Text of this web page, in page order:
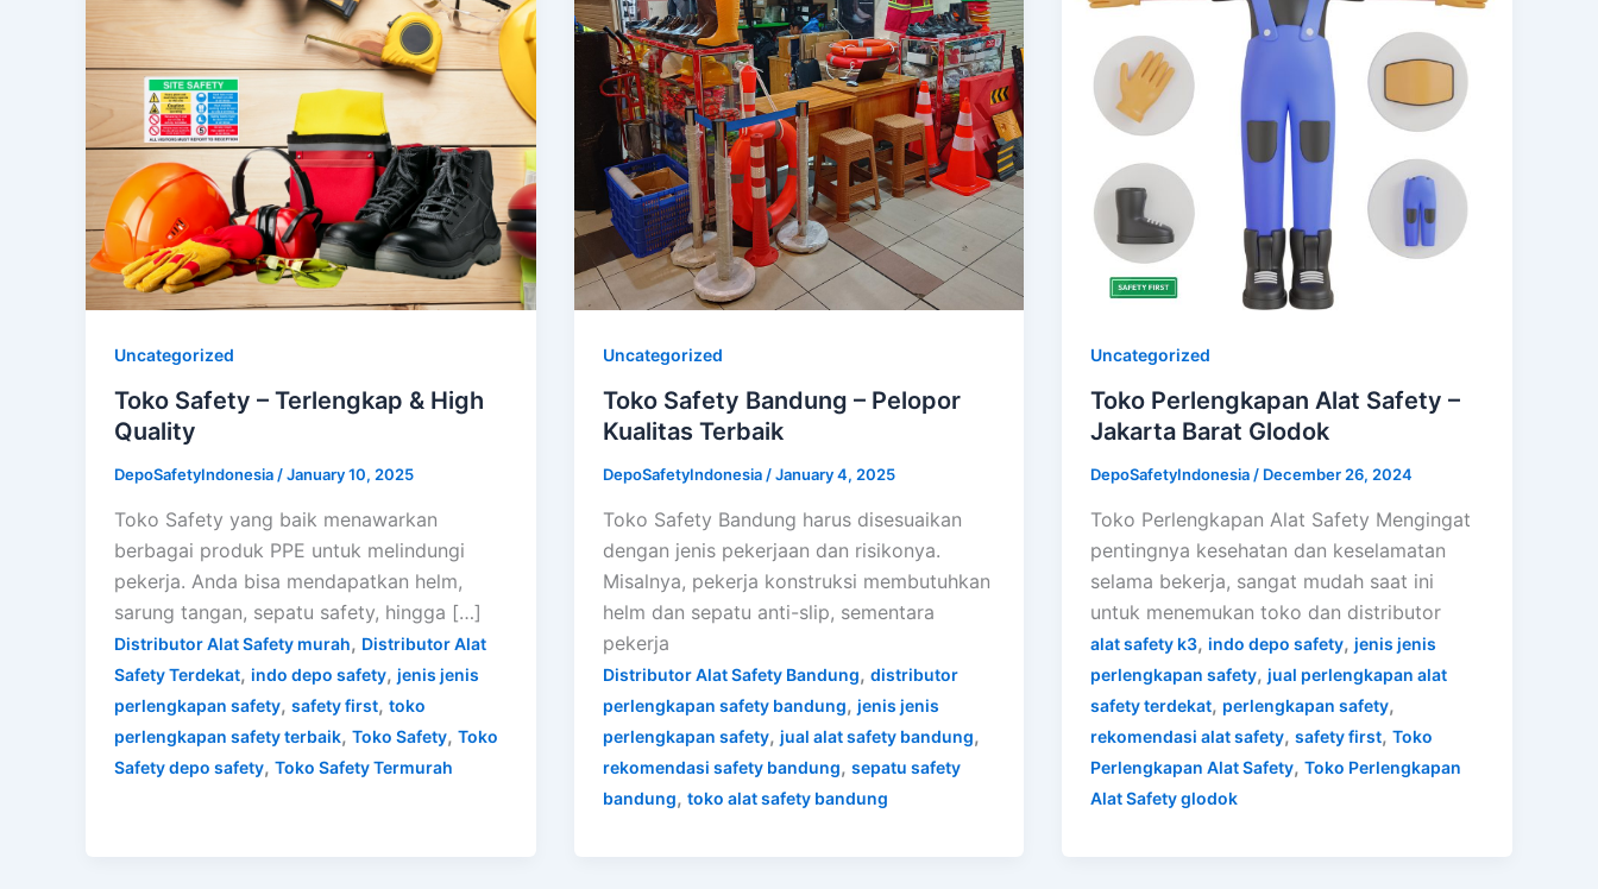
Uncategorized
Toko Safety – Terlengkap & High
Quality
DepoSafetyIndonesia/January 10, 2025
Toko Safety yang baik menawarkan
berbagai produk PPE untuk melindungi
pekerja. Anda bisa mendapatkan helm,
sarung tangan, sepatu safety, hingga […]
Distributor Alat Safety murah, Distributor Alat
Safety Terdekat, indo depo safety, jenis jenis
perlengkapan safety, safety first, toko
perlengkapan safety terbaik, Toko Safety, Toko
Safety depo safety, Toko Safety Termurah
Uncategorized
Toko Safety Bandung – Pelopor
Kualitas Terbaik
DepoSafetyIndonesia/January 4, 2025
Toko Safety Bandung harus disesuaikan
dengan jenis pekerjaan dan risikonya.
Misalnya, pekerja konstruksi membutuhkan
helm dan sepatu anti-slip, sementara
pekerja
Distributor Alat Safety Bandung, distributor
perlengkapan safety bandung, jenis jenis
perlengkapan safety, jual alat safety bandung,
rekomendasi safety bandung, sepatu safety
bandung, toko alat safety bandung
Uncategorized
Toko Perlengkapan Alat Safety –
Jakarta Barat Glodok
DepoSafetyIndonesia/ December 26, 2024
Toko Perlengkapan Alat Safety Mengingat
pentingnya kesehatan dan keselamatan
selama bekerja, sangat mudah saat ini
untuk menemukan toko dan distributor
alat safety k3,indo depo safety,jenis jenis
perlengkapan safety,jual perlengkapan alat
safety terdekat, perlengkapan safety,
rekomendasi alat safety,safety first,Toko
Perlengkapan Alat Safety,Toko Perlengkapan
Alat Safety glodok